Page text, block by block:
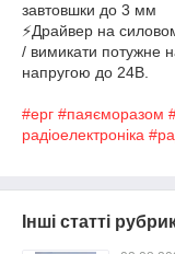
завтовшки до 3 мм
⚡Драйвер на
/ вимикати потужне
напругою до 24В.
#ерг #паяєморазом
радіоелектроніка
Інші статті